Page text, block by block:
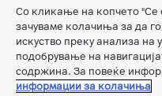
A1
Со кликање на копчето "Се
зачуваме колачиња за да
искуство преку анализа на
подобрување на
содржина. За повеќе
информации за колачиња